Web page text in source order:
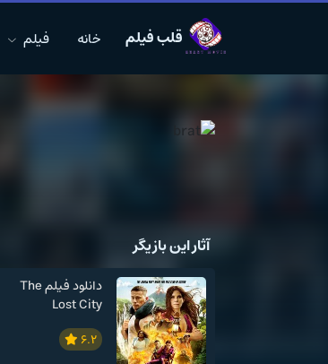
قلب فیلم خانه فیلم
آثار این بازیگر
دانلود فیلم The
Lost City
6.2